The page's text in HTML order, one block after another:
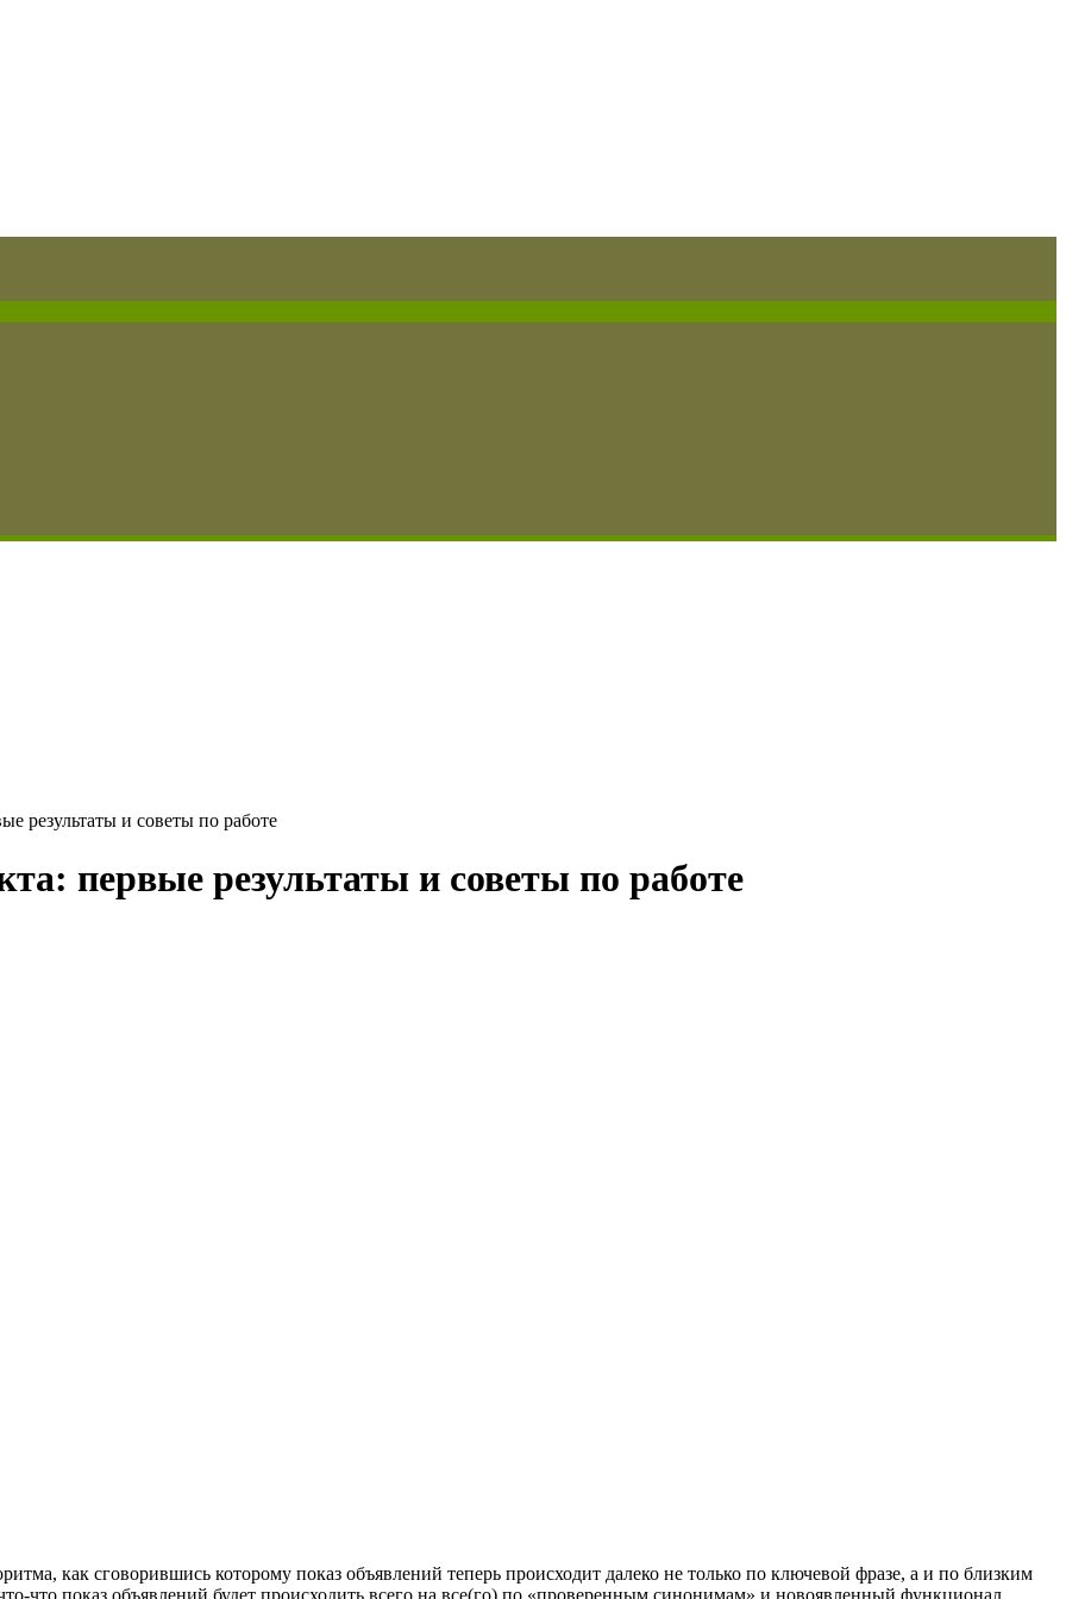
результаты и советы по работе
первые результаты и советы по работе
как сговорившись которому показ объявлений теперь происходит далеко не только по ключевой фразе, а и по близким
что показ объявлений будет происходить всего на все(го) по «проверенным синонимам» и новоявленный функционал